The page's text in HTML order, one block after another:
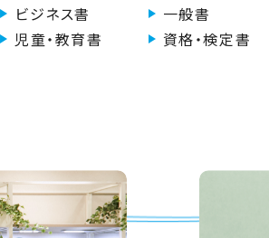
ビジネス書
児童・教育書
一般書
資格・検定書